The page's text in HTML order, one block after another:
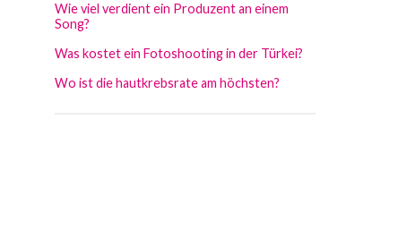
Wie viel verdient ein Produzent an einem
Song?
Was kostet ein Fotoshooting in der Türkei?
Wo ist die hautkrebsrate am höchsten?